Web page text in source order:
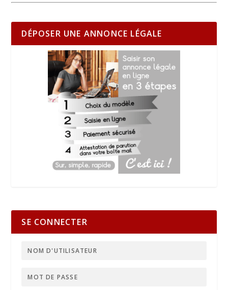
DÉPOSER UNE ANNONCE LÉGALE
SE CONNECTER